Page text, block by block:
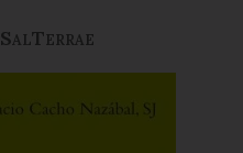
SalTerrae